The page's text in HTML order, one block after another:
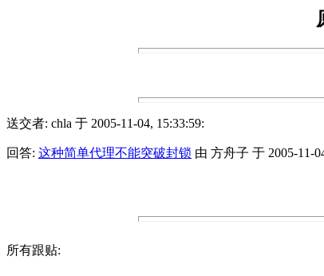
送交者: chla 于 2005-11-04, 15:33:59:
回答: 这种简单代理不能突破封锁 由 方舟子 于 2005-11-
所有跟贴: